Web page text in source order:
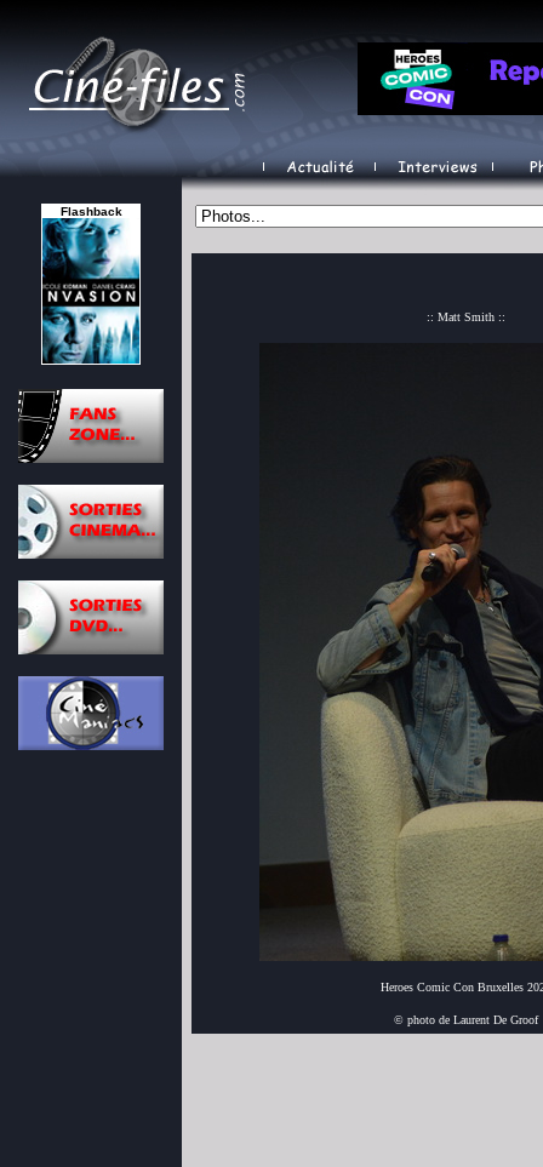
Flashback
:: Matt Smith ::
Heroes Comic Con Bruxelles
© photo de Laurent De Groof